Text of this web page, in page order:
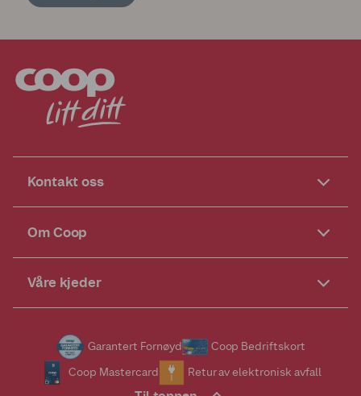
Kontakt oss
Om Coop
Våre kjeder
Garantert Fornøyd
Coop Bedriftskort
Coop Mastercard
Retur av elektronisk avfall